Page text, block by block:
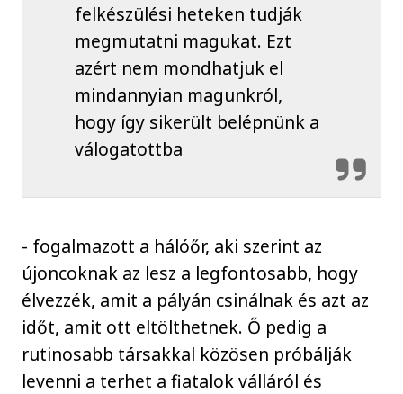
felkészülési heteken tudják
megmutatni magukat. Ezt
azért nem mondhatjuk el
mindannyian magunkról,
hogy így sikerült belépnünk a
válogatottba
- fogalmazott a hálóőr, aki szerint az
újoncoknak az lesz a legfontosabb, hogy
élvezzék, amit a pályán csinálnak és azt az
időt, amit ott eltölthetnek. Ő pedig a
rutinosabb társakkal közösen próbálják
levenni a terhet a fiatalok válláról és